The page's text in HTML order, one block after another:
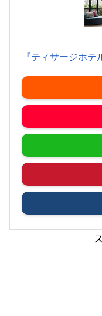
『ティサージホ